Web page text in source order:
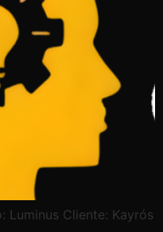
Luminus Cliente: Kayrós